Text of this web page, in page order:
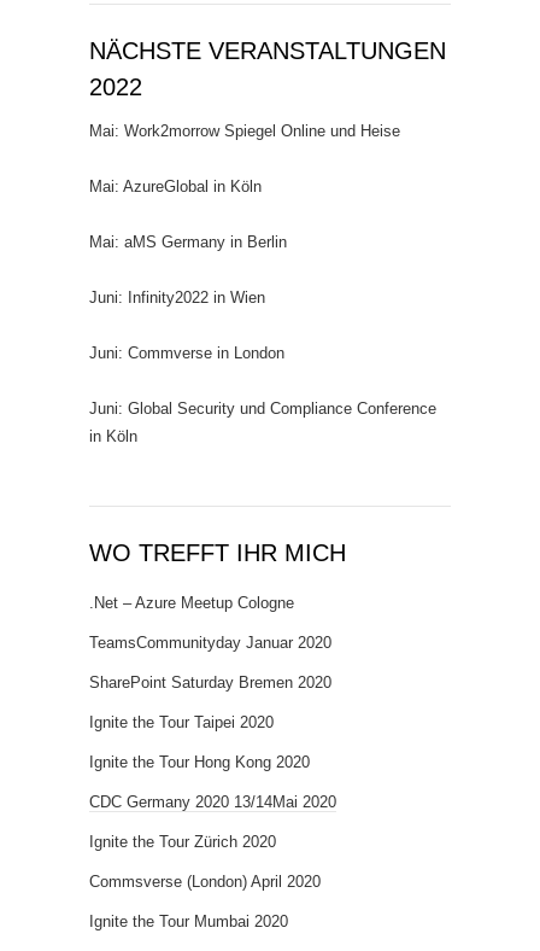
NÄCHSTE VERANSTALTUNGEN
2022
Mai: Work2morrow Spiegel Online und Heise
Mai: AzureGlobal in Köln
Mai: aMS Germany in Berlin
Juni: Infinity2022 in Wien
Juni: Commverse in London
Juni: Global Security und Compliance Conference
in Köln
WO TREFFT IHR MICH
.Net – Azure Meetup Cologne
TeamsCommunityday Januar 2020
SharePoint Saturday Bremen 2020
Ignite the Tour Taipei 2020
Ignite the Tour Hong Kong 2020
CDC Germany 2020 13/14Mai 2020
Ignite the Tour Zürich 2020
Commsverse (London) April 2020
Ignite the Tour Mumbai 2020